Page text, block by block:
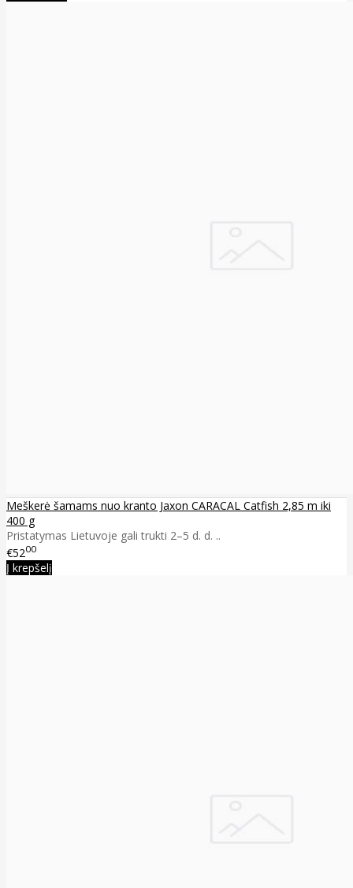
Meškerė šamams nuo kranto Jaxon CARACAL Catfish 2,85 m iki
400 g
Pristatymas Lietuvoje gali trukti 2–5 d. d. ..
€5200
Į krepšelį